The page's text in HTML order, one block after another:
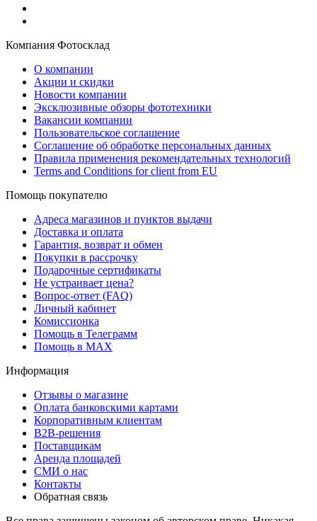
Компания Фотосклад
О компании
Акции и скидки
Новости компании
Эксклюзивные обзоры фототехники
Вакансии компании
Пользовательское соглашение
Соглашение об обработке персональных данных
Правила применения рекомендательных технологий
Terms and Conditions for client from EU
Помощь покупателю
Адреса магазинов и пунктов выдачи
Доставка и оплата
Гарантия, возврат и обмен
Покупки в рассрочку
Подарочные сертификаты
Не устраивает цена?
Вопрос-ответ (FAQ)
Личный кабинет
Комиссионка
Помощь в Телеграмм
Помощь в MAX
Информация
Отзывы о магазине
Оплата банковскими картами
Корпоративным клиентам
B2B-решения
Поставщикам
Аренда площадей
СМИ о нас
Контакты
Обратная связь